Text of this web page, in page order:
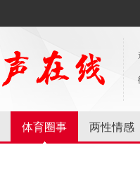
体育圈事 两性情感